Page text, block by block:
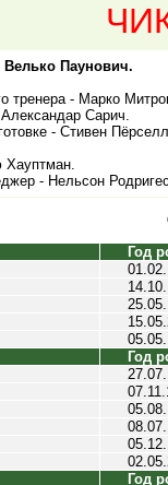
Велько Паунович.
тренера - Марко
Сарич.
- Стивен
Хауптман.
- Нельсон
Год
Год
Год